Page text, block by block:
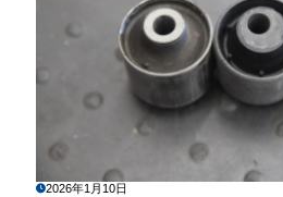
2026年1月10日